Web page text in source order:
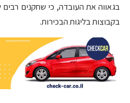
בגאווה את העובדה, כי שחקנים רבים
בקבוצות בליגות הבכירות.